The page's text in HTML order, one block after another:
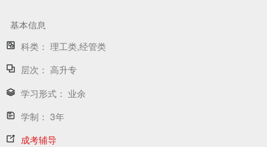
基本信息
科类： 理工类,经管类
层次： 高升专
学习形式： 业余
学制： 3年
成考辅导